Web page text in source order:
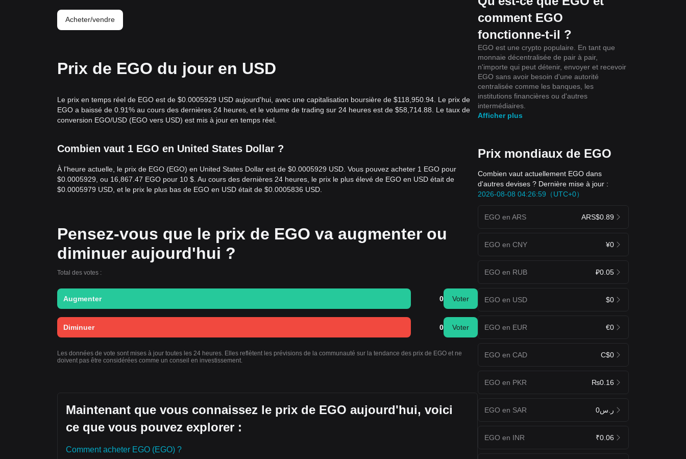
Acheter/vendre
Prix de EGO du jour en USD
Le prix en temps réel de EGO est de $0.0005929 USD aujourd'hui, avec une capitalisation boursière de $118,950.94. Le prix de
EGO a baissé de 0.91% au cours des dernières 24 heures, et le volume de trading sur 24 heures est de $58,714.88. Le taux de
conversion EGO/USD (EGO vers USD) est mis à jour en temps réel.
Combien vaut 1 EGO en United States Dollar ?
À l'heure actuelle, le prix de EGO (EGO) en United States Dollar est de $0.0005929 USD. Vous pouvez acheter 1 EGO pour
$0.0005929, ou 16,867.47 EGO pour 10 $. Au cours des dernières 24 heures, le prix le plus élevé de EGO en USD était de
$0.0005979 USD, et le prix le plus bas de EGO en USD était de $0.0005836 USD.
Pensez-vous que le prix de EGO va augmenter ou
diminuer aujourd'hui ?
Total des votes :
Augmenter 0 Voter
Diminuer 0 Voter
Les données de vote sont mises à jour toutes les 24 heures. Elles reflètent les prévisions de la communauté sur la tendance des prix de EGO et ne
doivent pas être considérées comme un conseil en investissement.
Maintenant que vous connaissez le prix de EGO aujourd'hui, voici
ce que vous pouvez explorer :
Comment acheter EGO (EGO) ?
comment EGO
fonctionne-t-il ?
EGO est une crypto populaire. En tant que
monnaie décentralisée de pair à pair,
n'importe qui peut détenir, envoyer et recevoir
EGO sans avoir besoin d'une autorité
centralisée comme les banques, les
institutions financières ou d'autres
intermédiaires.
Afficher plus
Prix mondiaux de EGO
Combien vaut actuellement EGO dans
d'autres devises ? Dernière mise à jour :
2026-08-08 04:26:59（UTC+0）
EGO en ARS ARS$0.89
EGO en CNY ¥0
EGO en RUB ₽0.05
EGO en USD $0
EGO en EUR €0
EGO en CAD C$0
EGO en PKR ₨0.16
EGO en SAR ر.س0
EGO en INR ₹0.06